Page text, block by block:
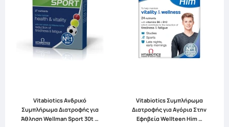
Vitabiotics Ανδρικό
Συμπλήρωμα Διατροφής για
Άθληση Wellman Sport 30t …
Vitabiotics Συμπλήρωμα
Διατροφής για Αγόρια Στην
Εφηβεία Wellteen Him …